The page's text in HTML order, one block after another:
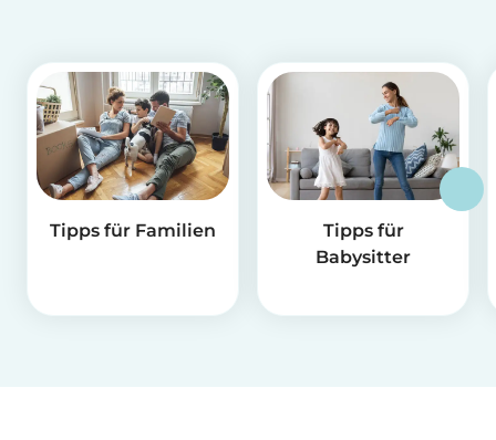
Tipps für Familien
Tipps für
Babysitter